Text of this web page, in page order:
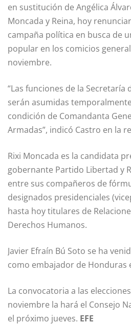
en sustitución de Angélica
Moncada y Reina, hoy
campaña política en busca de
popular en los comicios
noviembre.
“Las funciones de la Secretaría
serán asumidas
condición de Comandanta
Armadas”, indicó Castro en la
Rixi Moncada es la candidata
gobernante Partido Libertad y
entre sus compañeros de
designados presidenciales
hasta hoy titulares de
Derechos Humanos.
Javier Efraín Bú Soto se ha
como embajador de Honduras
La convocatoria a las
noviembre la hará el Consejo
el próximo jueves. EFE